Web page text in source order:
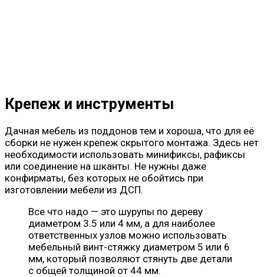
Крепеж и инструменты
Дачная мебель из поддонов тем и хороша, что для её
сборки не нужен крепеж скрытого монтажа. Здесь нет
необходимости использовать минификсы, рафиксы
или соединение на шканты. Не нужны даже
конфирматы, без которых не обойтись при
изготовлении мебели из ДСП.
Все что надо — это шурупы по дереву
диаметром 3.5 или 4 мм, а для наиболее
ответственных узлов можно использовать
мебельный винт-стяжку диаметром 5 или 6
мм, который позволяют стянуть две детали
с общей толщиной от 44 мм.